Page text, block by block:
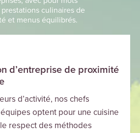
prestations culinaires de
et menus équilibrés.
d’entreprise de proximité
d’activité, nos chefs
optent pour une cuisine
respect des méthodes